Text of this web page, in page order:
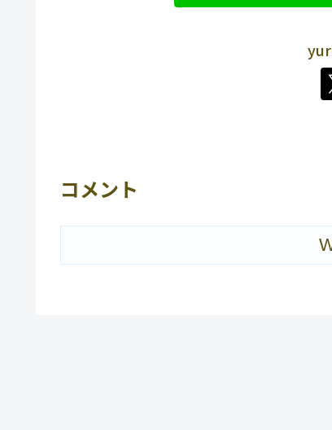
コメント